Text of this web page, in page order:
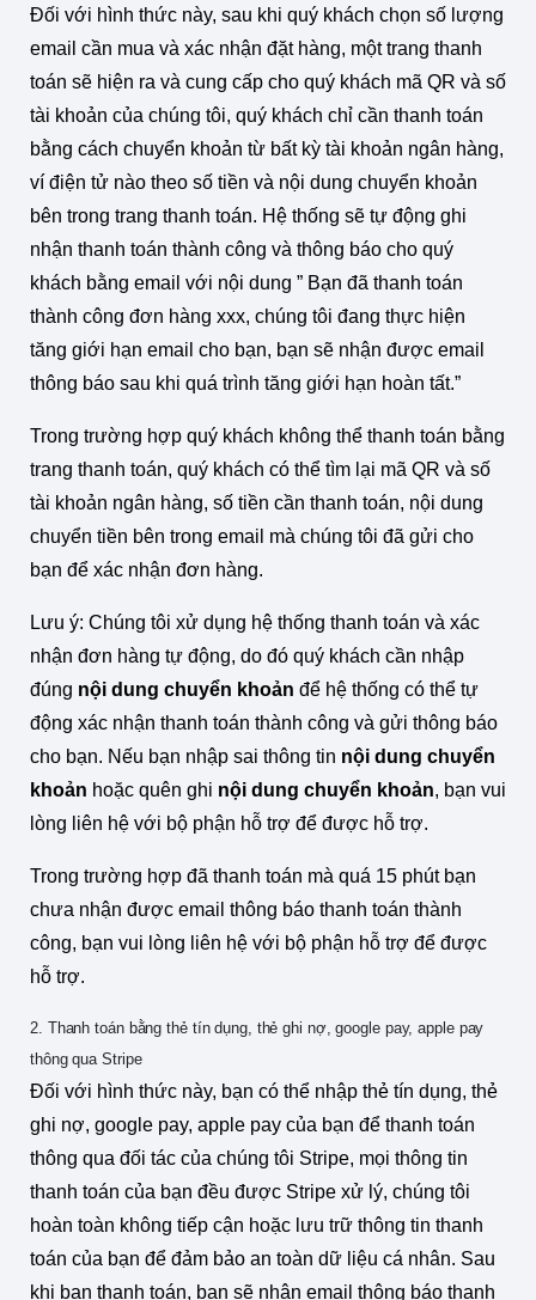
Đối với hình thức này, sau khi quý khách chọn số lượng
email cần mua và xác nhận đặt hàng, một trang thanh
toán sẽ hiện ra và cung cấp cho quý khách mã QR và số
tài khoản của chúng tôi, quý khách chỉ cần thanh toán
bằng cách chuyển khoản từ bất kỳ tài khoản ngân hàng,
ví điện tử nào theo số tiền và nội dung chuyển khoản
bên trong trang thanh toán. Hệ thống sẽ tự động ghi
nhận thanh toán thành công và thông báo cho quý
khách bằng email với nội dung ” Bạn đã thanh toán
thành công đơn hàng xxx, chúng tôi đang thực hiện
tăng giới hạn email cho bạn, bạn sẽ nhận được email
thông báo sau khi quá trình tăng giới hạn hoàn tất.”
Trong trường hợp quý khách không thể thanh toán bằng
trang thanh toán, quý khách có thể tìm lại mã QR và số
tài khoản ngân hàng, số tiền cần thanh toán, nội dung
chuyển tiền bên trong email mà chúng tôi đã gửi cho
bạn để xác nhận đơn hàng.
Lưu ý: Chúng tôi xử dụng hệ thống thanh toán và xác
nhận đơn hàng tự động, do đó quý khách cần nhập
đúng nội dung chuyển khoản để hệ thống có thể tự
động xác nhận thanh toán thành công và gửi thông báo
cho bạn. Nếu bạn nhập sai thông tin nội dung chuyển
khoản hoặc quên ghi nội dung chuyển khoản, bạn vui
lòng liên hệ với bộ phận hỗ trợ để được hỗ trợ.
Trong trường hợp đã thanh toán mà quá 15 phút bạn
chưa nhận được email thông báo thanh toán thành
công, bạn vui lòng liên hệ với bộ phận hỗ trợ để được
hỗ trợ.
2. Thanh toán bằng thẻ tín dụng, thẻ ghi nợ, google pay, apple pay
thông qua Stripe
Đối với hình thức này, bạn có thể nhập thẻ tín dụng, thẻ
ghi nợ, google pay, apple pay của bạn để thanh toán
thông qua đối tác của chúng tôi Stripe, mọi thông tin
thanh toán của bạn đều được Stripe xử lý, chúng tôi
hoàn toàn không tiếp cận hoặc lưu trữ thông tin thanh
toán của bạn để đảm bảo an toàn dữ liệu cá nhân. Sau
khi bạn thanh toán, bạn sẽ nhận email thông báo thanh